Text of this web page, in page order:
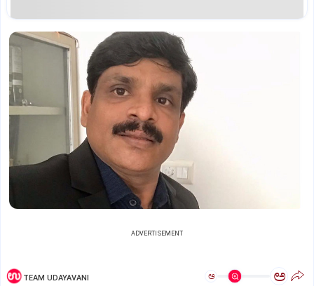
ADVERTISEMENT
TEAM UDAYAVANI ಅ ಅ